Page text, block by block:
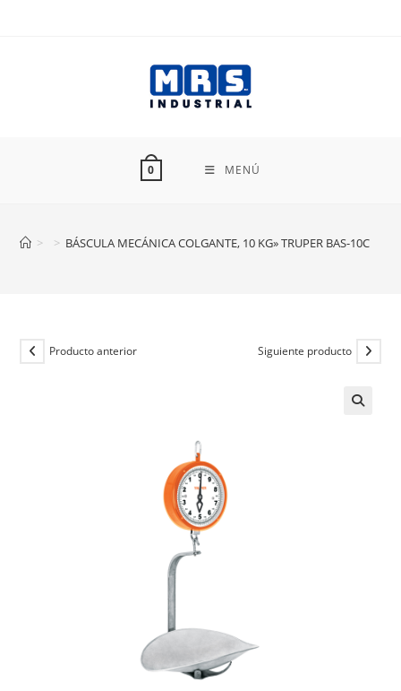
0 MENÚ
> > BÁSCULA MECÁNICA COLGANTE, 10 KG» TRUPER BAS-10C
Producto anterior Siguiente producto